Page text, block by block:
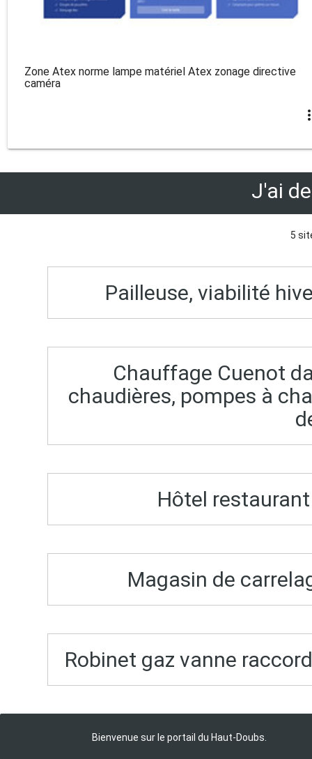
Zone Atex norme lampe matériel Atex zonage directive
caméra
J'ai
5
Pailleuse, viabilité
Chauffage Cuenot
chaudières, pompes à
Hôtel
Magasin de
Robinet gaz vanne
Bienvenue sur le portail du Haut‑Doubs.